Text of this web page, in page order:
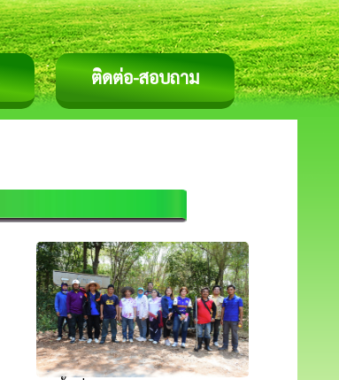
ติดต่อ-สอบถาม